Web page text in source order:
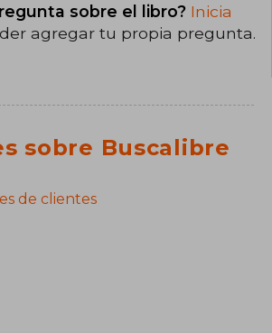
sobre el libro? Inicia
agregar tu propia pregunta.
sobre Buscalibre
de clientes